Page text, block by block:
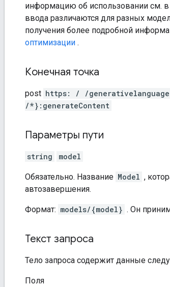
информацию об использовании см. в
ввода различаются для разных
получения более подробной
оптимизации .
Конечная точка
post https: / /
/*}:generateContent
Параметры пути
string model
Обязательно. Название Model ,
автозавершения.
Формат: models/{model} . Он
Текст запроса
Тело запроса содержит данные
Поля